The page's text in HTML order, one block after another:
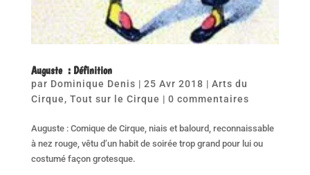
Auguste : Définition
par Dominique Denis | 25 Avr 2018 | Arts du
Cirque, Tout sur le Cirque | 0 commentaires
Auguste : Comique de Cirque, niais et balourd, reconnaissable
à nez rouge, vêtu d’un habit de soirée trop grand pour lui ou
costumé façon grotesque.